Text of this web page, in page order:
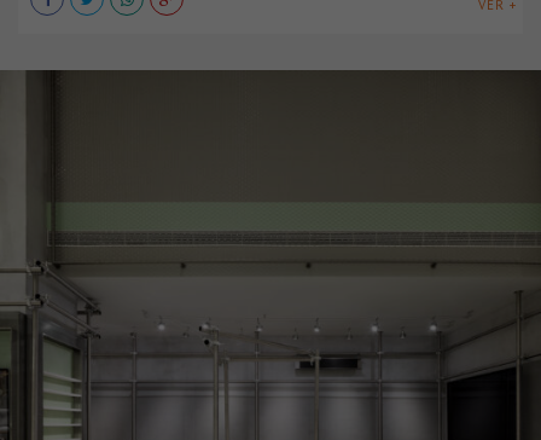
VER +